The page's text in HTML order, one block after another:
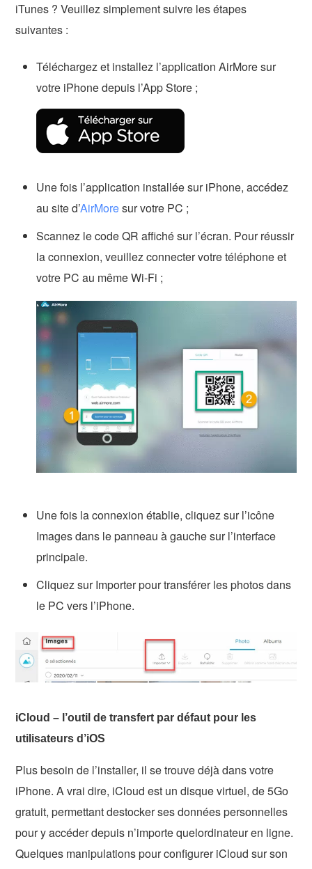
iTunes ? Veuillez simplement suivre les étapes
suivantes :
Téléchargez et installez l’application AirMore sur
votre iPhone depuis l’App Store ;
Une fois l’application installée sur iPhone, accédez
au site d’AirMoresur votre PC ;
Scannez le code QR affiché sur l’écran. Pour réussir
la connexion, veuillez connecter votre téléphone et
votre PC au même Wi-Fi ;
Une fois la connexion établie, cliquez sur l’icône
Images dans le panneau à gauche sur l’interface
principale.
Cliquez sur Importer pour transférer les photos dans
le PC vers l’iPhone.
iCloud – l’outil de transfert par défaut pour les
utilisateurs d’iOS
Plus besoin de l’installer, il se trouve déjà dans votre
iPhone. A vrai dire, iCloud est un disque virtuel, de 5Go
gratuit, permettant destocker ses données personnelles
pour y accéder depuis n’importe quelordinateur en ligne.
Quelques manipulations pour configurer iCloud sur son